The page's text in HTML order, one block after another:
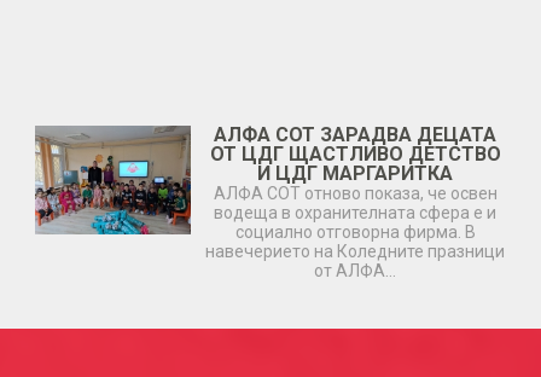
АЛФА СОТ ЗАРАДВА ДЕЦАТА
ОТ ЦДГ ЩАСТЛИВО ДЕТСТВО
И ЦДГ МАРГАРИТКА
АЛФА СОТ отново показа, че освен
водеща в охранителната сфера е и
социално отговорна фирма. В
навечерието на Коледните празници
от АЛФА…